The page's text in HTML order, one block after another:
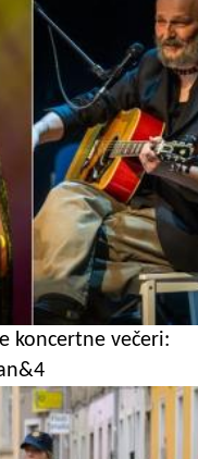
koncertne večeri: